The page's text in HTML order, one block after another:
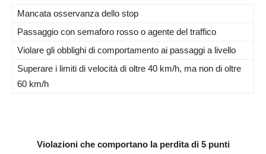
Mancata osservanza dello stop
Passaggio con semaforo rosso o agente del traffico
Violare gli obblighi di comportamento ai passaggi a livello
Superare i limiti di velocità di oltre 40 km/h, ma non di oltre
60 km/h
Violazioni che comportano la perdita di 5 punti